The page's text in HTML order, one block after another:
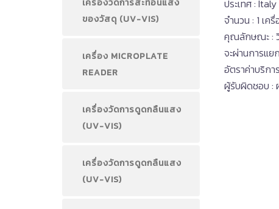
เครื่องวัดการสะท้อนแสง
ของวัสดุ (UV-VIS)
เครื่อง MICROPLATE
READER
เครื่องวัดการดูดกลืนแสง
(UV-VIS)
เครื่องวัดการดูดกลืนแสง
(UV-VIS)
ประเทศ : Italy
จำนวน : 1 เค
คุณลักษณะ : วิ
จะผ่านการแ
อัตราค่าบริกา
ผู้รับผิดชอบ :